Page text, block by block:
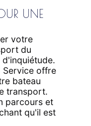
UNE
votre
du
Service offre
bateau
transport.
parcours et
qu'il est